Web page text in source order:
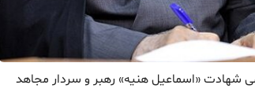
شهادت «اسماعیل هنیه» رهبر و سردار مجاهد